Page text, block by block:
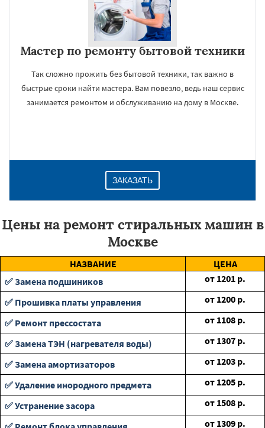
Мастер по ремонту бытовой техники
Так сложно прожить без бытовой техники, так важно в
быстрые сроки найти мастера. Вам повезло, ведь наш сервис
занимается ремонтом и обслуживанию на дому в Москве.
ЗАКАЗАТЬ
Цены на ремонт стиральных машин в
Москве
НАЗВАНИЕ
ЦЕНА
✅ Замена подшиников
от 1201 р.
✅ Прошивка платы управления
от 1200 р.
✅ Ремонт прессостата
от 1108 р.
✅ Замена ТЭН (нагревателя воды)
от 1307 р.
✅ Замена амортизаторов
от 1203 р.
✅ Удаление инородного предмета
от 1205 р.
✅ Устранение засора
от 1508 р.
от 1309 р.